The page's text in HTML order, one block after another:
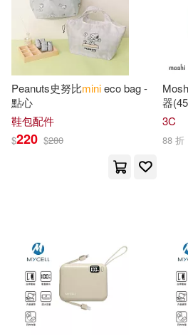
Brian(14)
Browntrout Publishers(14)
Davies(14)
Hartley & Marks (COR)(14)
Patricia(14)
Sellers Publishing(14)
HARPERCOLLINS
UK(6)
世一(6)
Adams Media Corp(5)
Advanced Marketing s De Rl
Peanuts史努比minieco bag -
點心
鞋包配件
$220 $280
器
3C
88 折